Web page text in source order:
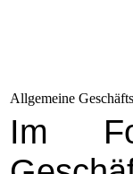
Allgemeine
Im